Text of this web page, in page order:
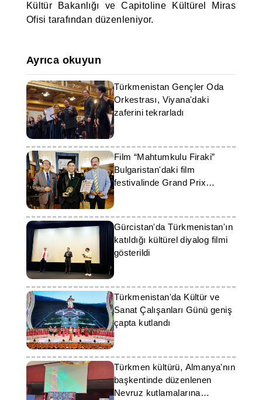
Kültür Bakanlığı ve Capitoline Kültürel Miras
Ofisi tarafından düzenleniyor.
Ayrıca okuyun
Türkmenistan Gençler Oda
Orkestrası, Viyana'daki
zaferini tekrarladı
Film “Mahtumkulu Firaki”
Bulgaristan'daki film
festivalinde Grand Prix
ödülünü kazandı
Gürcistan'da Türkmenistan'ın
katıldığı kültürel diyalog filmi
gösterildi
Türkmenistan'da Kültür ve
Sanat Çalışanları Günü geniş
çapta kutlandı
Türkmen kültürü, Almanya'nın
başkentinde düzenlenen
Nevruz kutlamalarına